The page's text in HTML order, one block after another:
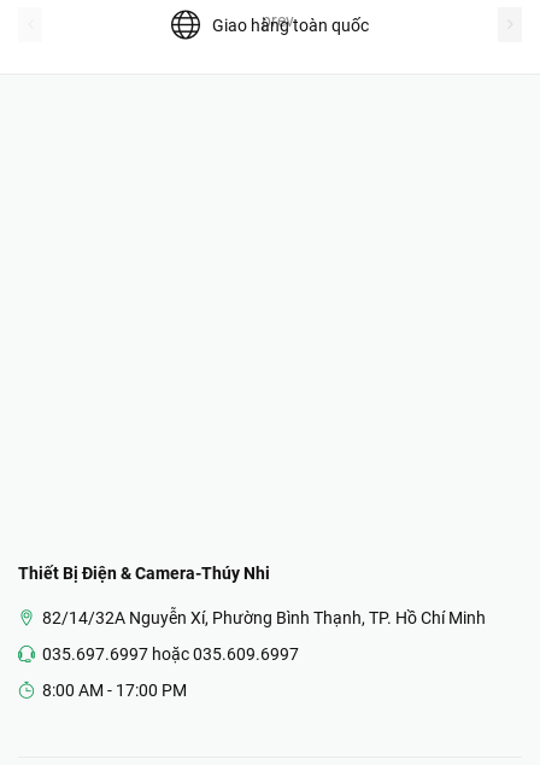
Giao hàng toàn quốc
prev
Thiết Bị Điện & Camera-Thúy Nhi
82/14/32A Nguyễn Xí, Phường Bình Thạnh, TP. Hồ Chí Minh
035.697.6997 hoặc 035.609.6997
8:00 AM - 17:00 PM